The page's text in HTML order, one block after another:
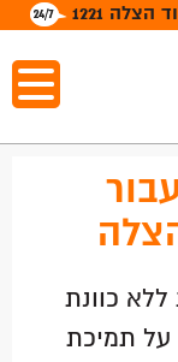
1221
כוונת
על תמיכת